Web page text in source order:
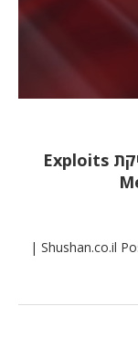
Post Exploitation | ביצוע סריקת Exploits
כל הזכויות שמורות לטל בן שושן – Shushan.co.il Post Exploitation |